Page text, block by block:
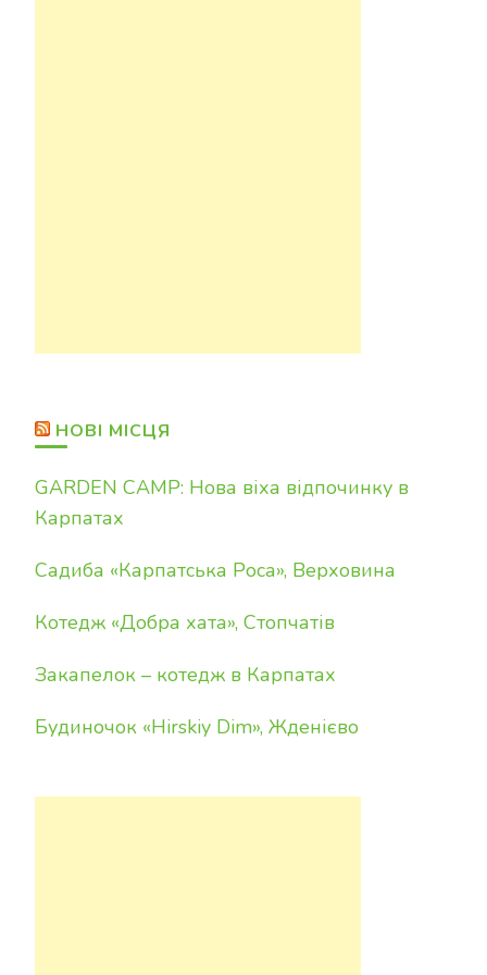
НОВІ МІСЦЯ
GARDEN CAMP: Нова віха відпочинку в
Карпатах
Садиба «Карпатська Роса», Верховина
Котедж «Добра хата», Стопчатів
Закапелок – котедж в Карпатах
Будиночок «Hirskiy Dim», Жденієво